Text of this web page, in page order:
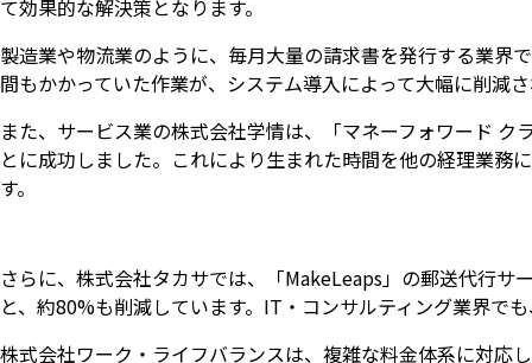
て効果的な解決策となります。
製造業や物流業のように、毎月大量の請求書を発行する業界
間もかかっていた作業が、システム導入によって大幅に削減
また、サービス業の株式会社学情は、「マネーフォワード
とに成功しました。これにより生まれた時間を他の経理業
す。
さらに、株式会社タカサでは、「MakeLeaps」の郵送代行
と、約80%も削減しています。IT・コンサルティング業界で
株式会社ワーク・ライフバランスは、複雑な料金体系に対応